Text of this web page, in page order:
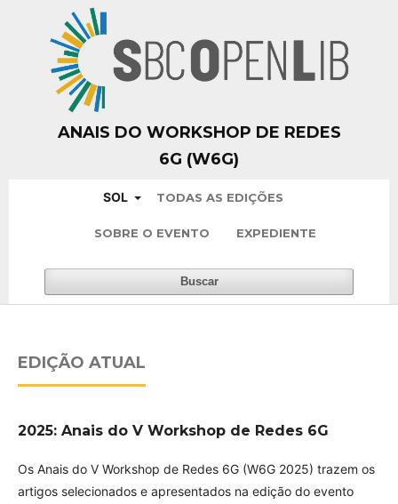
ANAIS DO WORKSHOP DE REDES
6G (W6G)
SOL TODAS AS EDIÇÕES
SOBRE O EVENTO EXPEDIENTE
Buscar
EDIÇÃO ATUAL
2025: Anais do V Workshop de Redes 6G
Os Anais do V Workshop de Redes 6G (W6G 2025) trazem os
artigos selecionados e apresentados na edição do evento